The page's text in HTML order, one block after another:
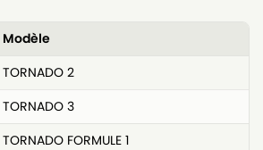
Modèle
TORNADO 2
TORNADO 3
TORNADO FORMULE 1